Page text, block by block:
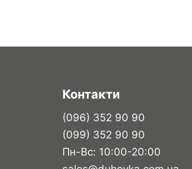
Контакти
(096) 352 90 90
(099) 352 90 90
Пн-Вс: 10:00-20:00